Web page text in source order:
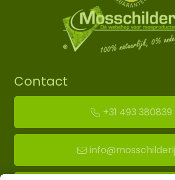
Contact
+31 493 380839